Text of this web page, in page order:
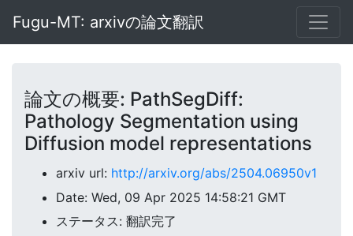
Fugu-MT: arxivの論文翻訳
論文の概要: PathSegDiff:
Pathology Segmentation using
Diffusion model representations
arxiv url: http://arxiv.org/abs/2504.06950v1
Date: Wed, 09 Apr 2025 14:58:21 GMT
ステータス: 翻訳完了